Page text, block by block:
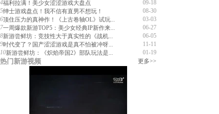
4
09-18
福利拉满！美少女涩涩游戏大盘点
5
08-30
绅士游戏盘点！我不信有直男不想玩！
6
03-03
顶住压力的真神作！《上古卷轴OL》试玩...
7
06-27
一周爆款新游TOP5：美少女经典IP新作来...
8
06-05
新游尝鲜坊：竞技性大于真实性的《战机...
9
11-11
时代变了？国产涩涩游戏是真不怕被冲呀...
10
01-19
新游尝鲜坊：《炽焰帝国2》部队玩法是...
热门新游视频 更多>>